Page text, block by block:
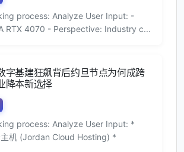
process: Analyze User Input: -
RTX 4070 - Perspective: Industry c...
字基建狂飙背后约旦节点为何成跨
降本新选择
process: Analyze User Input: *
机 (Jordan Cloud Hosting) *